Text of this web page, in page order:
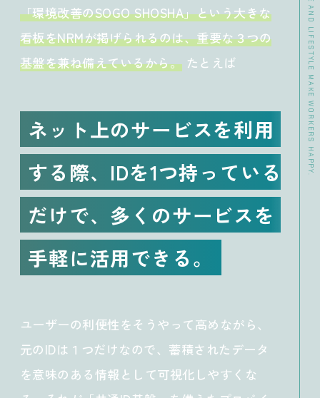
「環境改善のSOGO SHOSHA」という大きな
看板をNRMが掲げられるのは、重要な３つの
基盤を兼ね備えているから。 たとえば
ネット上のサービスを利用
する際、 IDを1つ持っている
だけで、 多くのサービスを
手軽に活用できる。
ユーザーの利便性をそうやって高めながら、
元のIDは１つだけなので、蓄積されたデータ
を意味のある情報として可視化しやすくな